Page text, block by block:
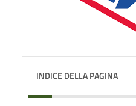
INDICE DELLA PAGINA